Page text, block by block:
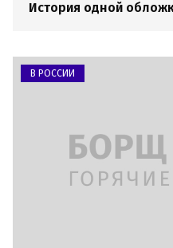
История одной
В РОССИИ